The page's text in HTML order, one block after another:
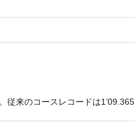
従来のコースレコードは1’09.365